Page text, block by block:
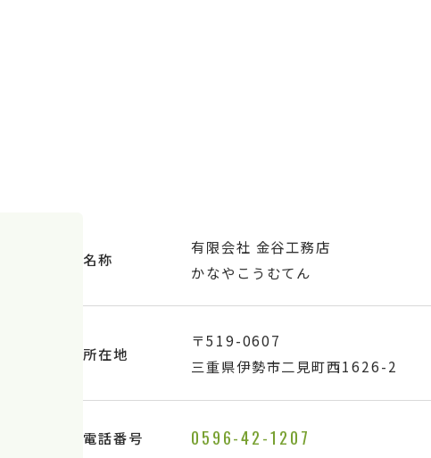
名称
有限会社 金谷工務店
かなやこうむてん
所在地
〒519-0607
三重県伊勢市二見町西1626-2
電話番号 0596-42-1207